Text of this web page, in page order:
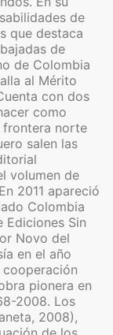
de
que destaca
de
de Colombia
al Mérito
con dos
como
frontera norte
salen las
volumen de
2011 apareció
Colombia
Ediciones Sin
Novo del
en el año
pionera en
2008. Los
2008),